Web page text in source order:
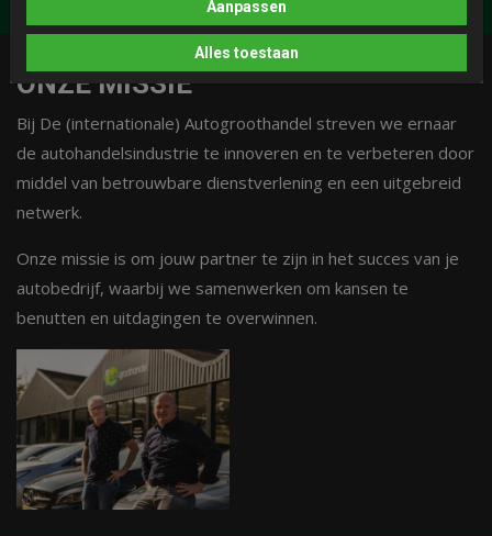
ONZE MISSIE
Bij De (internationale) Autogroothandel streven we ernaar
de autohandelsindustrie te innoveren en te verbeteren door
middel van betrouwbare dienstverlening en een uitgebreid
netwerk.
Onze missie is om jouw partner te zijn in het succes van je
autobedrijf, waarbij we samenwerken om kansen te
benutten en uitdagingen te overwinnen.
Aanpassen
Alles toestaan